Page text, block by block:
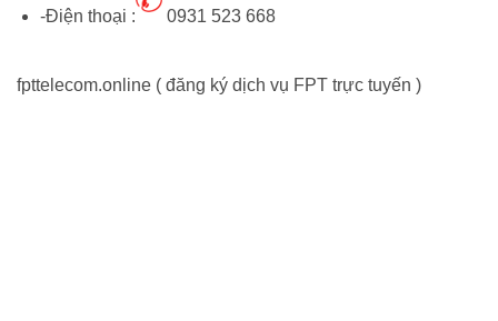
-Điện thoại : 0931 523 668
fpttelecom.online ( đăng ký dịch vụ FPT trực tuyến )